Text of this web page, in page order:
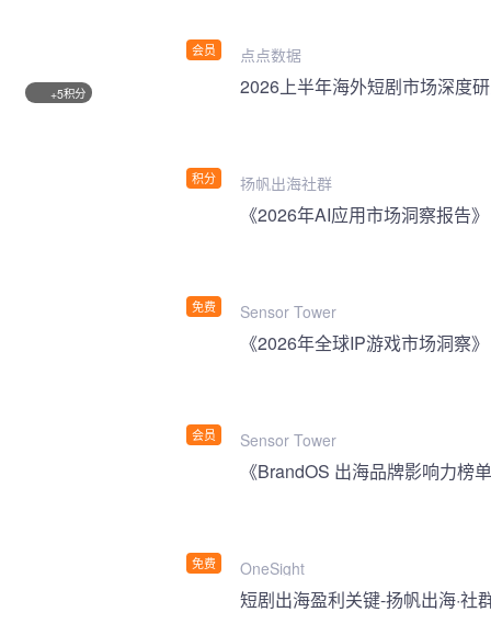
会员 点点数据
+5积分
积分
2026上半年海外短剧市场深度
扬帆出海社群
免费
《2026年AI应用市场洞察报告》
Sensor Tower
会员
《2026年全球IP游戏市场洞察》
Sensor Tower
免费
《BrandOS 出海品牌影响力榜
OneSight
短剧出海盈利关键-扬帆出海·社